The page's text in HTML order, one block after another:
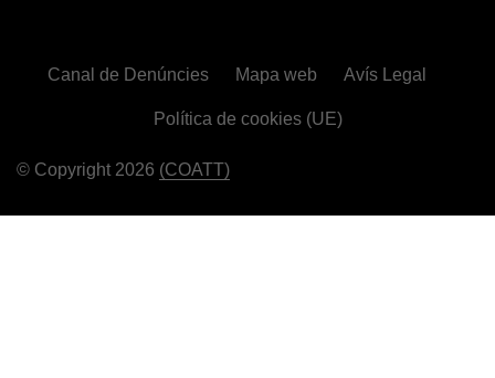
© Copyright 2026 (COATT)
Canal de Denúncies Mapa web Avís Legal
Política de cookies (UE)